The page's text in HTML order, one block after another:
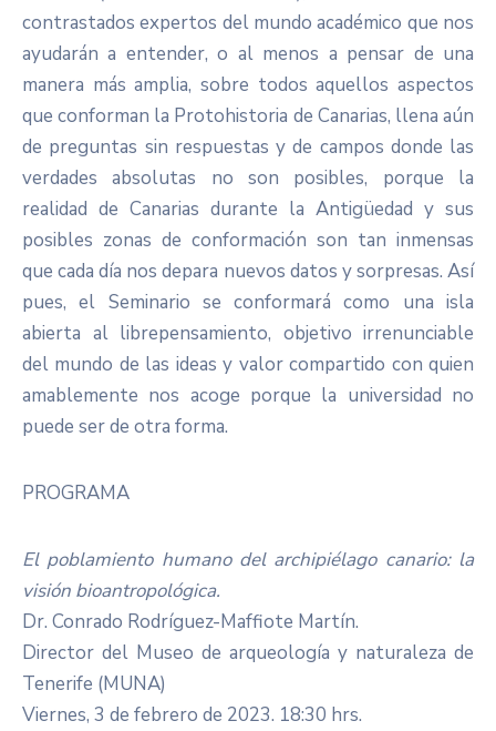
contrastados expertos del mundo académico que nos
ayudarán a entender, o al menos a pensar de una
manera más amplia, sobre todos aquellos aspectos
que conforman la Protohistoria de Canarias, llena aún
de preguntas sin respuestas y de campos donde las
verdades absolutas no son posibles, porque la
realidad de Canarias durante la Antigüedad y sus
posibles zonas de conformación son tan inmensas
que cada día nos depara nuevos datos y sorpresas. Así
pues, el Seminario se conformará como una isla
abierta al librepensamiento, objetivo irrenunciable
del mundo de las ideas y valor compartido con quien
amablemente nos acoge porque la universidad no
puede ser de otra forma.
PROGRAMA
El poblamiento humano del archipiélago canario: la
visión bioantropológica.
Dr. Conrado Rodríguez-Maffiote Martín.
Director del Museo de arqueología y naturaleza de
Tenerife (MUNA)
Viernes, 3 de febrero de 2023. 18:30 hrs.